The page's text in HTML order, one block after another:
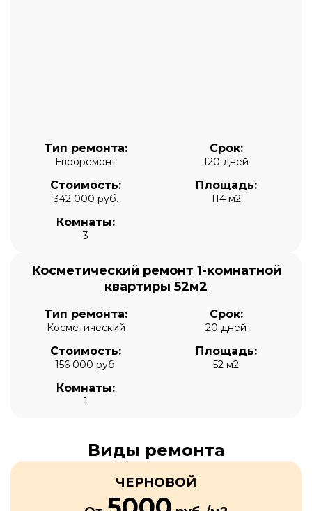
Тип ремонта:
Евроремонт
Срок:
120 дней
Стоимость:
342 000 руб.
Площадь:
114 м2
Комнаты:
3
Косметический ремонт 1-комнатной
квартиры 52м2
Тип ремонта:
Косметический
Срок:
20 дней
Стоимость:
156 000 руб.
Площадь:
52 м2
Комнаты:
1
Виды ремонта
ЧЕРНОВОЙ